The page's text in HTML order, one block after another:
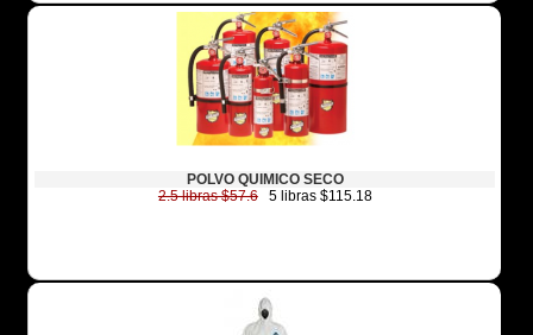
POLVO QUIMICO SECO
2.5 libras $57.65 libras $115.18